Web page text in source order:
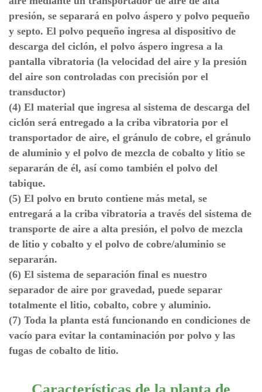
presión, se separará en polvo áspero y polvo pequeño
y septo. El polvo pequeño ingresa al dispositivo de
descarga del ciclón, el polvo áspero ingresa a la
pantalla vibratoria (la velocidad del aire y la presión
del aire son controladas con precisión por el
transductor)
(4) El material que ingresa al sistema de descarga del
ciclón será entregado a la criba vibratoria por el
transportador de aire, el gránulo de cobre, el gránulo
de aluminio y el polvo de mezcla de cobalto y litio se
separarán de él, así como también el polvo del
tabique.
(5) El polvo en bruto contiene más metal, se
entregará a la criba vibratoria a través del sistema de
transporte de aire a alta presión, el polvo de mezcla
de litio y cobalto y el polvo de cobre/aluminio se
separarán.
(6) El sistema de separación final es nuestro
separador de aire por gravedad, puede separar
totalmente el litio, cobalto, cobre y aluminio.
(7) Toda la planta está funcionando en condiciones de
vacío para evitar la contaminación por polvo y las
fugas de cobalto de litio.